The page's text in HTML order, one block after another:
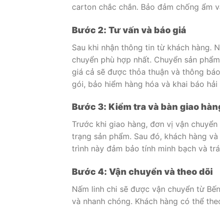
carton chắc chắn. Bảo đảm chống ẩm
Bước 2: Tư vấn và báo giá
Sau khi nhận thông tin từ khách hàng.
chuyển phù hợp nhất. Chuyển sản
giá cả sẽ được thỏa thuận và thông
gói, bảo hiểm hàng hóa và khai báo hải
Bước 3: Kiểm tra và bàn giao
Trước khi giao hàng, đơn vị vận
trạng sản phẩm. Sau đó, khách hàng
trình này đảm bảo tính minh bạch và
Bước 4: Vận chuyển và theo dõi
Nấm linh chi sẽ được vận chuyển từ
và nhanh chóng. Khách hàng có thể